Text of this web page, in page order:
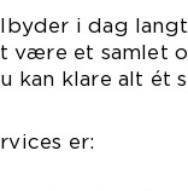
i dag
være et samlet
kan klare alt ét
er: